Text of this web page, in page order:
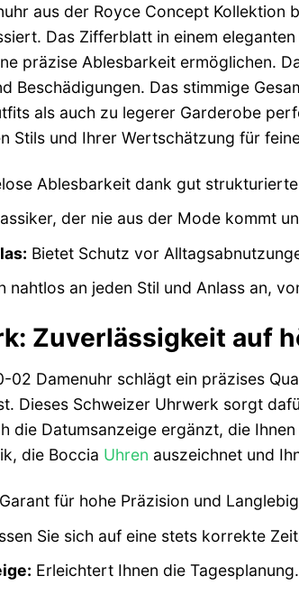
aus der Royce Concept
Das Zifferblatt in einem
präzise Ablesbarkeit ermöglichen.
Beschädigungen. Das stimmige
als auch zu legerer Garderobe
Stils und Ihrer Wertschätzung für
Ablesbarkeit dank gut
der nie aus der Mode kommt
Bietet Schutz vor
nahtlos an jeden Stil und Anlass an,
Zuverlässigkeit auf
02 Damenuhr schlägt ein präzises
Dieses Schweizer Uhrwerk sorgt
die Datumsanzeige ergänzt, die
die Boccia Uhren auszeichnet und
Garant für hohe Präzision und
Sie sich auf eine stets korrekte
Erleichtert Ihnen die Tagesplanung.